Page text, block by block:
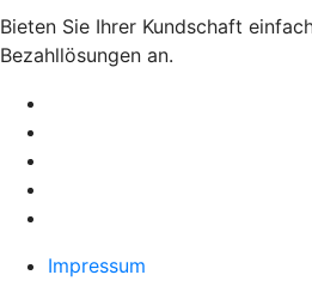
Bieten Sie Ihrer Kundschaft
Bezahllösungen an.
Impressum